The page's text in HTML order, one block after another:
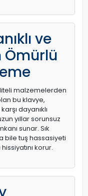
ve
Ömürlü
malzemelerden
bu klavye,
dayanıklı
yıllar sorunsuz
sunar. Sık
bile tuş hassasiyeti
korur.